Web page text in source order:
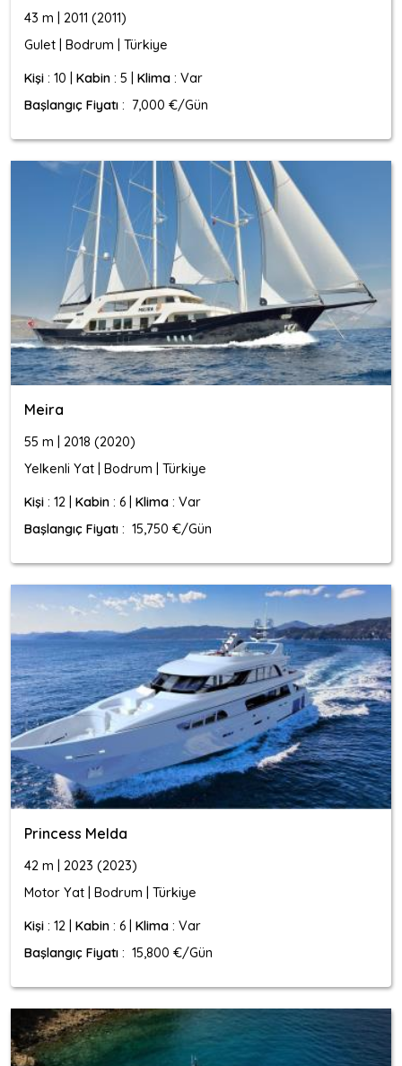
43 m | 2011 (2011)
Gulet | Bodrum | Türkiye
Kişi : 10 | Kabin : 5 | Klima : Var
Başlangıç Fiyatı : 7,000 €/Gün
Meira
55 m | 2018 (2020)
Yelkenli Yat | Bodrum | Türkiye
Kişi : 12 | Kabin : 6 | Klima : Var
Başlangıç Fiyatı : 15,750 €/Gün
Princess Melda
42 m | 2023 (2023)
Motor Yat | Bodrum | Türkiye
Kişi : 12 | Kabin : 6 | Klima : Var
Başlangıç Fiyatı : 15,800 €/Gün